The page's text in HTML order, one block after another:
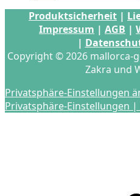
Produktsicherheit |
Impressum | AGB |
|
Copyright © 2026 mallorca-
Zakra und
Privatsphäre-Einstellungen
Privatsphäre-Einstellungen |